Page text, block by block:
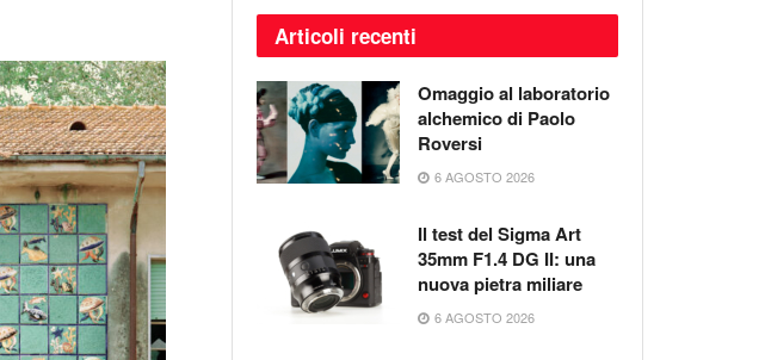
Articoli recenti
Omaggio al laboratorio
alchemico di Paolo
Roversi
6 AGOSTO 2026
Il test del Sigma Art
35mm F1.4 DG II: una
nuova pietra miliare
6 AGOSTO 2026